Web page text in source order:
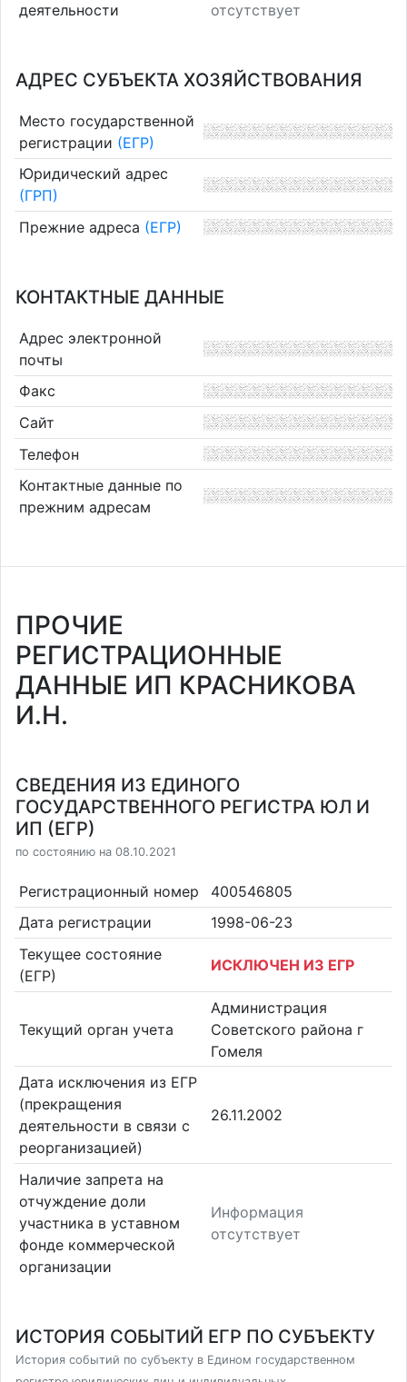
деятельности
отсутствует
АДРЕС СУБЪЕКТА ХОЗЯЙСТВОВАНИЯ
Место государственной
регистрации (ЕГР)
Юридический адрес
(ГРП)
Прежние адреса (ЕГР)
КОНТАКТНЫЕ ДАННЫЕ
Адрес электронной
почты
Факс
Сайт
Телефон
Контактные данные по
прежним адресам
ПРОЧИЕ
РЕГИСТРАЦИОННЫЕ
ДАННЫЕ ИП КРАСНИКОВА
И.Н.
СВЕДЕНИЯ ИЗ ЕДИНОГО
ГОСУДАРСТВЕННОГО РЕГИСТРА ЮЛ И
ИП (ЕГР)
по состоянию на 08.10.2021
Регистрационный номер
400546805
Дата регистрации
1998-06-23
Текущее состояние
(ЕГР)
ИСКЛЮЧЕН ИЗ ЕГР
Текущий орган учета
Администрация
Советского района г
Гомеля
Дата исключения из ЕГР
(прекращения
деятельности в связи с
реорганизацией)
26.11.2002
Наличие запрета на
отчуждение доли
участника в уставном
фонде коммерческой
организации
Информация
отсутствует
ИСТОРИЯ СОБЫТИЙ ЕГР ПО СУБЪЕКТУ
История событий по субъекту в Едином государственном